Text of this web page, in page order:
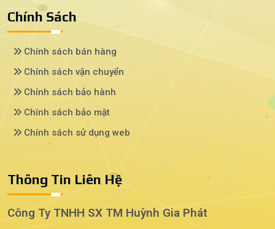
Chính Sách
Chính sách bán hàng
Chính sách vận chuyển
Chính sách bảo hành
Chính sách bảo mật
Chính sách sử dụng web
Thông Tin Liên Hệ
Công Ty TNHH SX TM Huỳnh Gia Phát